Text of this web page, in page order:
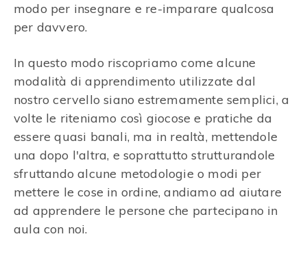
modo per insegnare e re-imparare qualcosa
per davvero.
In questo modo riscopriamo come alcune
modalità di apprendimento utilizzate dal
nostro cervello siano estremamente semplici, a
volte le riteniamo così giocose e pratiche da
essere quasi banali, ma in realtà, mettendole
una dopo l'altra, e soprattutto strutturandole
sfruttando alcune metodologie o modi per
mettere le cose in ordine, andiamo ad aiutare
ad apprendere le persone che partecipano in
aula con noi.